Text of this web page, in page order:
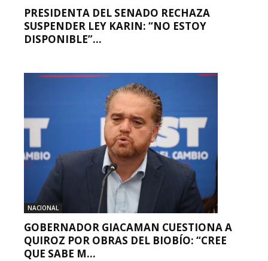
PRESIDENTA DEL SENADO RECHAZA
SUSPENDER LEY KARIN: “NO ESTOY
DISPONIBLE”...
NACIONAL
GOBERNADOR GIACAMAN CUESTIONA A
QUIROZ POR OBRAS DEL BIOBÍO: “CREE
QUE SABE M...